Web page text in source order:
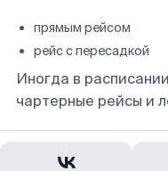
прямым рейсом
рейс с пересадкой
Иногда в
чартерные рейсы и